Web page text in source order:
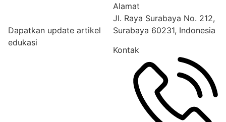
Dapatkan update artikel
edukasi
Alamat
Jl. Raya Surabaya No. 212,
Surabaya 60231, Indonesia
Kontak